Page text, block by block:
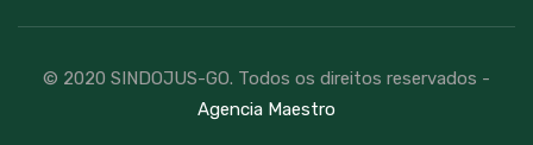
© 2020 SINDOJUS-GO. Todos os direitos reservados -
Agencia Maestro